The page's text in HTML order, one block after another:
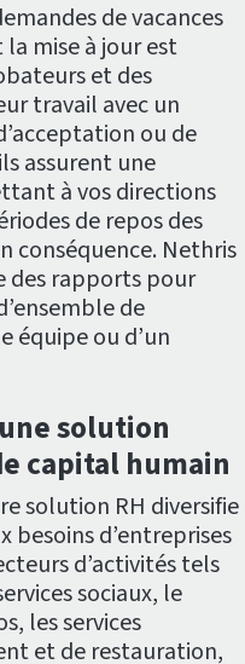
de vacances
mise à jour est
et des
travail avec un
ou de
assurent une
à vos directions
de repos des
conséquence. Nethris
des rapports pour
de
équipe ou d’un
solution
capital humain
solution RH diversifie
besoins d’entreprises
d’activités tels
sociaux, le
les services
et de restauration,